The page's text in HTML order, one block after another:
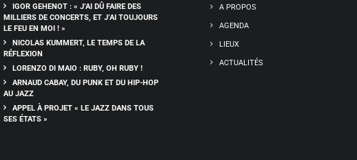
IGOR GEHENOT : « J’AI DÛ FAIRE DES
MILLIERS DE CONCERTS, ET J’AI TOUJOURS
LE FEU EN MOI ! »
NICOLAS KUMMERT, LE TEMPS DE LA
RÉFLEXION
LORENZO DI MAIO : RUBY, OH RUBY !
ARNAUD CABAY, DU PUNK ET DU HIP-HOP
AU JAZZ
APPEL À PROJET « LE JAZZ DANS TOUS
SES ÉTATS »
A PROPOS
AGENDA
LIEUX
ACTUALITÉS